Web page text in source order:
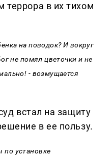
террора в их тихом
на поводок? И вокруг
не помял цветочки и не
- возмущается
встал на защиту
в ее пользу.
установке